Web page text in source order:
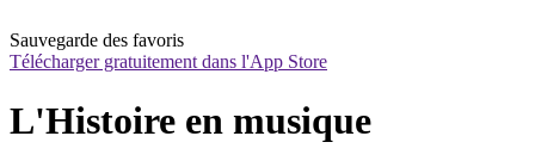
Sauvegarde des favoris
Télécharger gratuitement dans l'App Store
L'Histoire en musique